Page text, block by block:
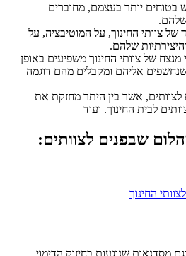
בטוחים יותר בעצמם, מחוברים
שלהם.
צוותי החינוך, על המוטיבציה, על
שלהם.
של צוותי החינוך משפיעים באופן
אליהם ומקבלים מהם דוגמה
אשר בין היתר מחזקת את
לבית החינוך. ועוד
שבפנים לצוותים:
החינוך
מסדנאות שנוגעות בחיזוק הדימוי,